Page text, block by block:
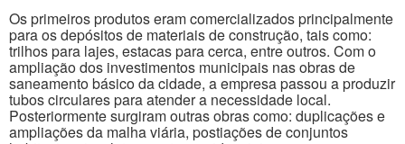
Os primeiros produtos eram comercializados principalmente
para os depósitos de materiais de construção, tais como:
trilhos para lajes, estacas para cerca, entre outros. Com o
ampliação dos investimentos municipais nas obras de
saneamento básico da cidade, a empresa passou a produzir
tubos circulares para atender a necessidade local.
Posteriormente surgiram outras obras como: duplicações e
ampliações da malha viária, postiações de conjuntos